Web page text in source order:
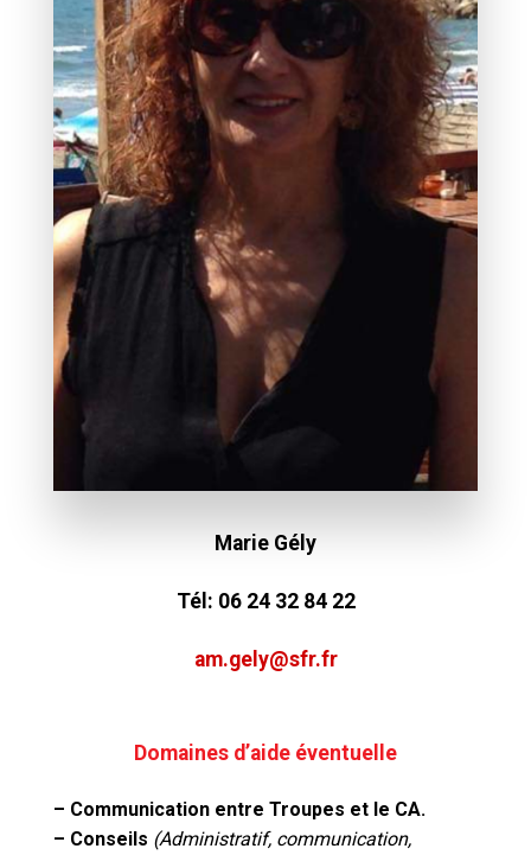
Marie Gély
Tél: 06 24 32 84 22
am.gely@sfr.fr
Domaines d’aide éventuelle
– Communication entre Troupes et le CA.
– Conseils (Administratif, communication,